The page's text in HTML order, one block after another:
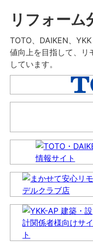
リフォーム
TOTO、DAIKEN、
値向上を目指して、
しています。